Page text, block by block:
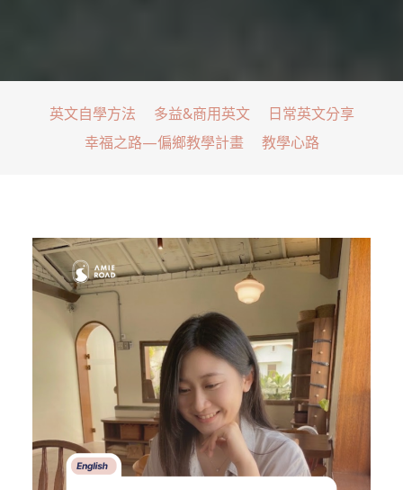
英文自學方法 多益&商用英文
日常英文分享
幸福之路—偏鄉教學計畫
教學心路